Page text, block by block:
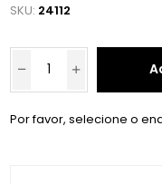
SKU: 24112
Por favor, selecione o